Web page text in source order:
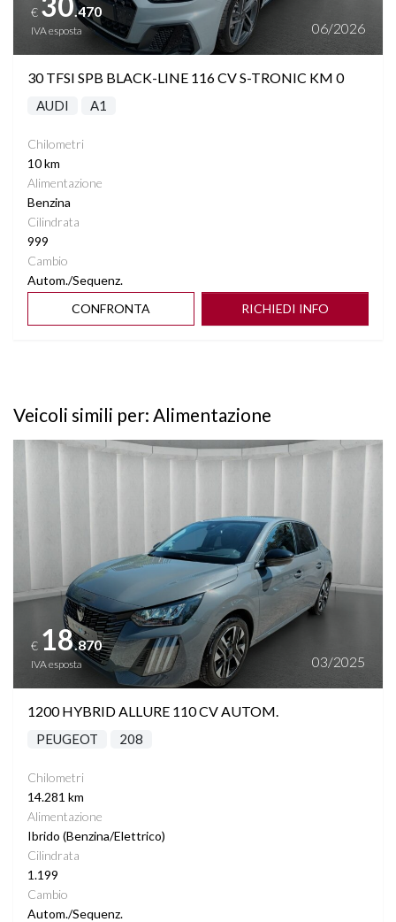
€ .470
IVA esposta 06/2026
30 TFSI SPB BLACK-LINE 116 CV S-TRONIC KM 0
AUDI A1
Chilometri
10 km
Alimentazione
Benzina
Cilindrata
999
Cambio
Autom./Sequenz.
CONFRONTA
RICHIEDI INFO
Veicoli simili per: Alimentazione
Vedi dettagli
€ 18.870
IVA esposta 03/2025
1200 HYBRID ALLURE 110 CV AUTOM.
PEUGEOT 208
Chilometri
14.281 km
Alimentazione
Ibrido (Benzina/Elettrico)
Cilindrata
1.199
Cambio
Autom./Sequenz.